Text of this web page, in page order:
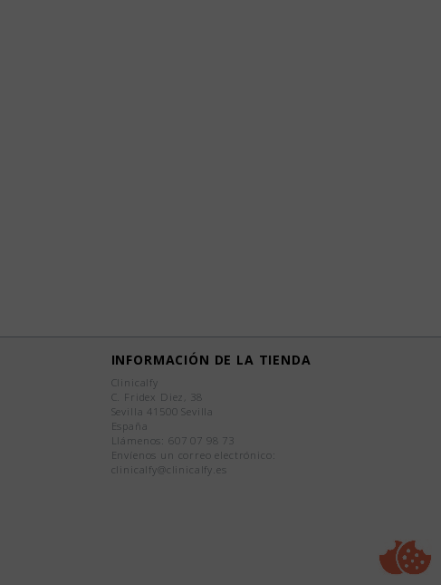
INFORMACIÓN DE LA TIENDA
Clinicalfy
C. Fridex Diez, 38
Sevilla 41500 Sevilla
España
Llámenos: 607 07 98 73
Envíenos un correo electrónico:
clinicalfy@clinicalfy.es